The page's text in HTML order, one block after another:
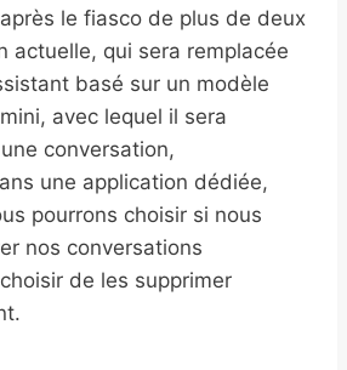
le fiasco de plus de deux
actuelle, qui sera remplacée
basé sur un modèle
avec lequel il sera
conversation,
une application dédiée,
pourrons choisir si nous
nos conversations
de les supprimer